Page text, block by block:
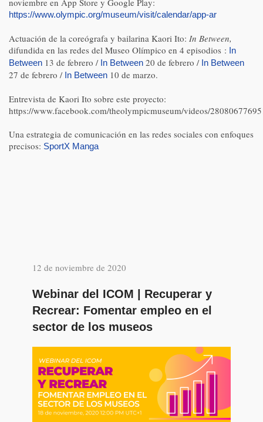
https://www.olympic.org/museum/visit/calendar/app-ar
Actuación de la coreógrafa y bailarina Kaori Ito: In Between,
difundida en las redes del Museo Olímpico en 4 episodios : In
Between 13 de febrero / In Between 20 de febrero / In Between
27 de febrero / In Between 10 de marzo.
Entrevista de Kaori Ito sobre este proyecto:
https://www.facebook.com/theolympicmuseum/videos/
Una estrategia de comunicación en las redes sociales con enfoques
precisos: SportX Manga
12 de noviembre de 2020
Webinar del ICOM | Recuperar y
Recrear: Fomentar empleo en el
sector de los museos